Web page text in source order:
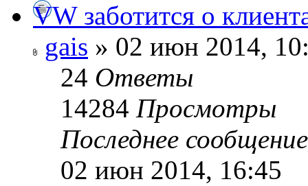
VW заботится о
gais » 02 июн 2014,
24 Ответы
14284 Просмотры
Последнее
02 июн 2014, 16:45